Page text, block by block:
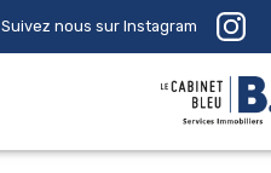
Suivez nous sur Instagram